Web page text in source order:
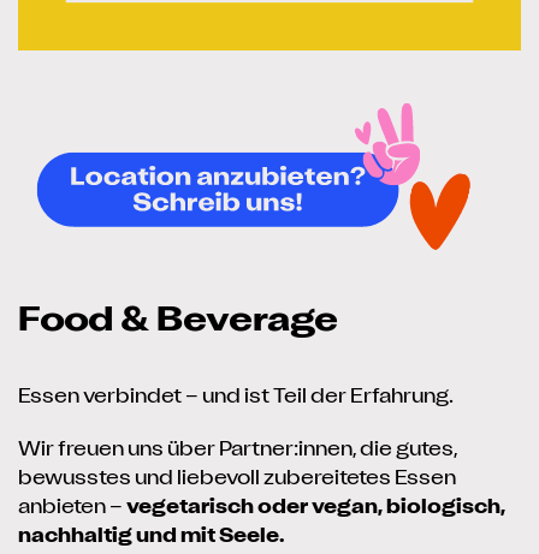
Food & Beverage
Essen verbindet – und ist Teil der Erfahrung.
Wir freuen uns über Partner:innen, die gutes,
bewusstes und liebevoll zubereitetes Essen
anbieten – vegetarisch oder vegan, biologisch,
nachhaltig und mit Seele.